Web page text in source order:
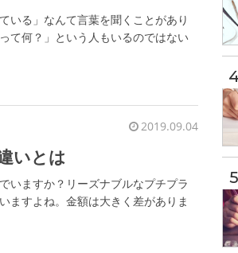
いる」なんて言葉を聞くことがあり
て何？」という人もいるのではない
2019.09.04
いとは
いますか？リーズナブルなプチプラ
ますよね。金額は大きく差がありま